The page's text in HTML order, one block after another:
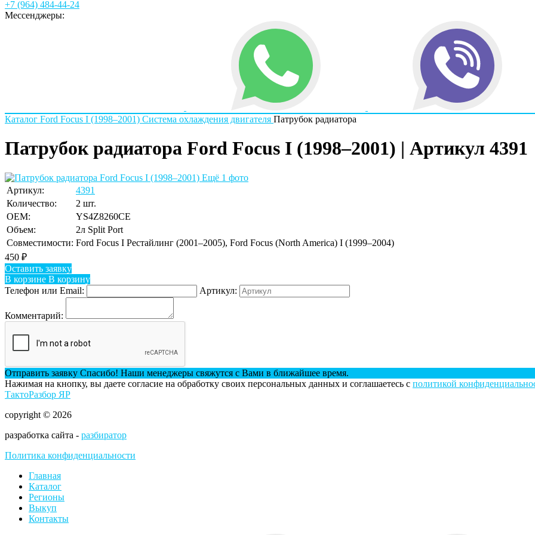
+7 (964) 484-44-24
Мессенджеры:
Каталог Ford Focus I (1998–2001) Система охлаждения двигателя Патрубок радиатора
Патрубок радиатора Ford Focus I (1998–2001) | Артикул 4391
Ещё 1 фото
Артикул:
4391
Количество:
2 шт.
OEM:
YS4Z8260CE
Объем:
2л Split Port
Совместимости: Ford Focus I Рестайлинг (2001–2005), Ford Focus (North America) I (1999–2004)
450 ₽
Оставить заявку
В корзине В корзину
Телефон или Email:
Артикул:
Комментарий:
Отправить заявку Спасибо! Наши менеджеры свяжутся с Вами в ближайшее время.
Нажимая на кнопку, вы даете согласие на обработку своих персональных данных и соглашаетесь с политикой
ТактоРазбор ЯР
copyright © 2026
разработка сайта - разбиратор
Политика конфиденциальности
Главная
Каталог
Регионы
Выкуп
Контакты